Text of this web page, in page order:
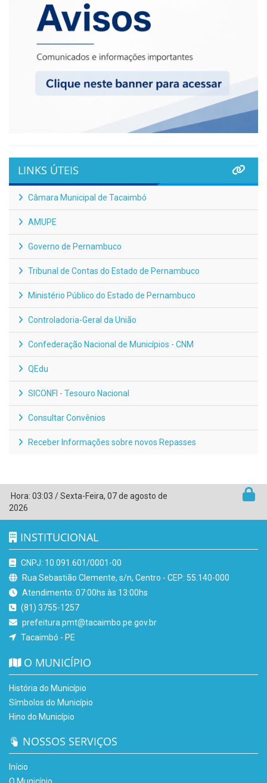
LINKS ÚTEIS
Câmara Municipal de Tacaimbó
AMUPE
Governo de Pernambuco
Tribunal de Contas do Estado de Pernambuco
Ministério Público do Estado de Pernambuco
Controladoria-Geral da União
Confederação Nacional de Municípios - CNM
QEdu
SICONFI - Tesouro Nacional
Consultar Convênios
Receber Informações sobre novos Repasses
Hora: 03:03 /Sexta-Feira, 07 de agosto de
2026
INSTITUCIONAL
CNPJ: 10.091.601/0001-00
Rua Sebastião Clemente, s/n, Centro - CEP: 55.140-000
Atendimento: 07:00hs às 13:00hs
(81) 3755-1257
prefeitura.pmt@tacaimbo.pe.gov.br
Tacaimbó - PE
O MUNICÍPIO
História do Município
Símbolos do Município
Hino do Município
NOSSOS SERVIÇOS
Início